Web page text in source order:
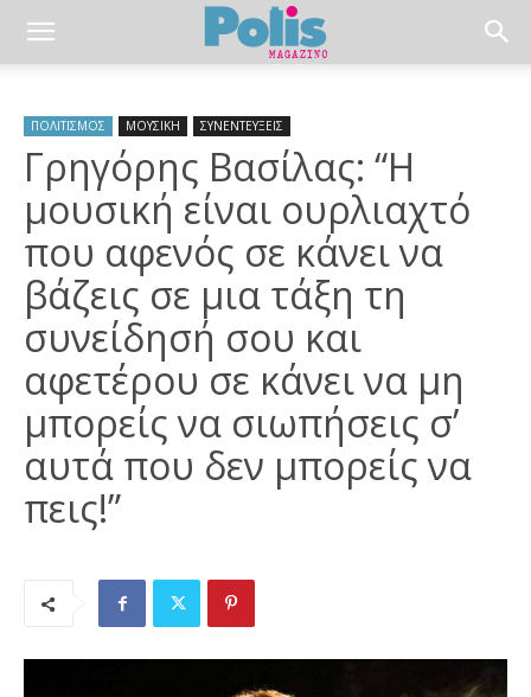
ΠΟΛΙΤΙΣΜΟΣ ΜΟΥΣΙΚΗ ΣΥΝΕΝΤΕΥΞΕΙΣ
Γρηγόρης Βασίλας: “Η
μουσική είναι ουρλιαχτό
που αφενός σε κάνει να
βάζεις σε μια τάξη τη
συνείδησή σου και
αφετέρου σε κάνει να μη
μπορείς να σιωπήσεις σ’
αυτά που δεν μπορείς να
πεις!”